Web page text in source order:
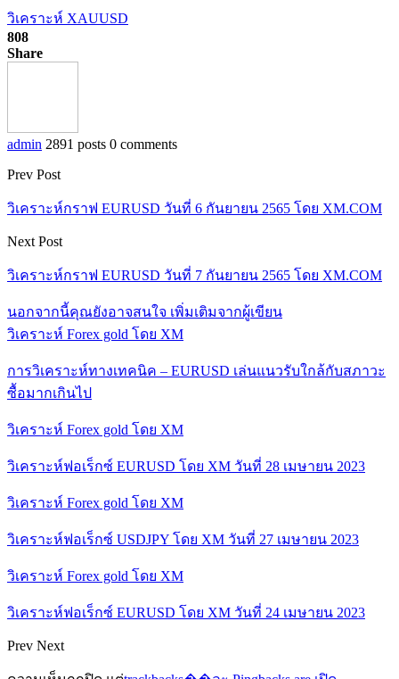
วิเคราะห์ XAUUSD
808
Share
admin 2891 posts 0 comments
Prev Post
วิเคราะห์กราฟ EURUSD วันที่ 6 กันยายน 2565 โดย XM.COM
Next Post
วิเคราะห์กราฟ EURUSD วันที่ 7 กันยายน 2565 โดย XM.COM
นอกจากนี้คุณยังอาจสนใจ เพิ่มเติมจากผู้เขียน
วิเคราะห์ Forex gold โดย XM
การวิเคราะห์ทางเทคนิค – EURUSD เล่นแนวรับใกล้กับสภาวะ
ซื้อมากเกินไป
วิเคราะห์ Forex gold โดย XM
วิเคราะห์ฟอเร็กซ์ EURUSD โดย XM วันที่ 28 เมษายน 2023
วิเคราะห์ Forex gold โดย XM
วิเคราะห์ฟอเร็กซ์ USDJPY โดย XM วันที่ 27 เมษายน 2023
วิเคราะห์ Forex gold โดย XM
วิเคราะห์ฟอเร็กซ์ EURUSD โดย XM วันที่ 24 เมษายน 2023
Prev Next